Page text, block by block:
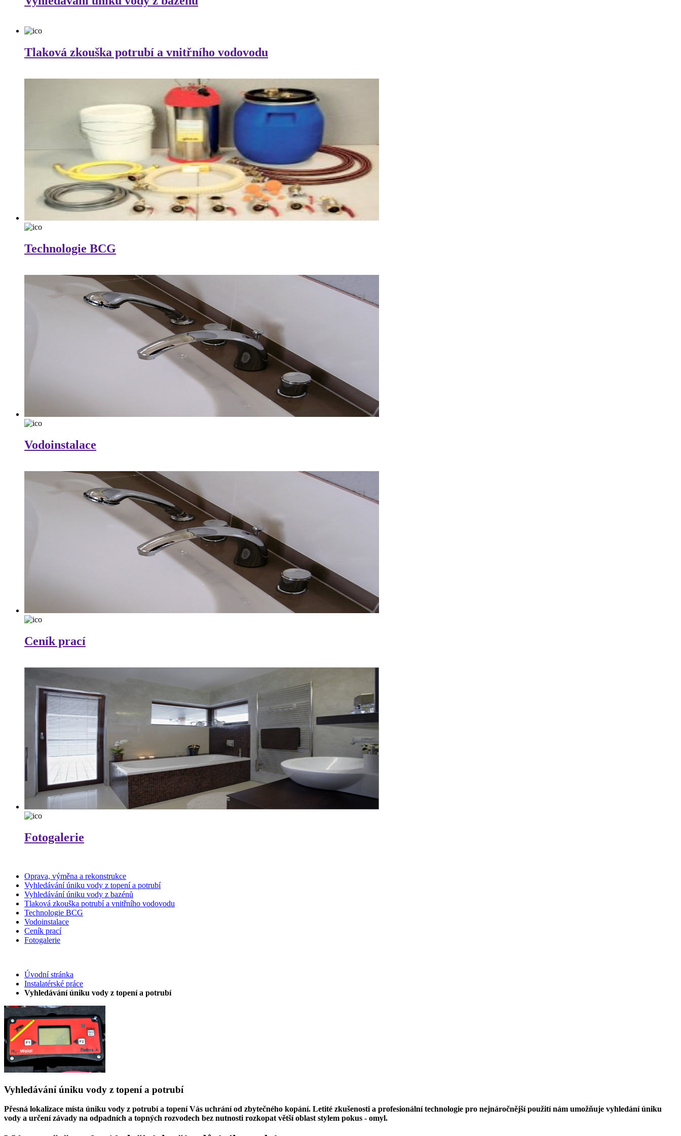
Tlaková zkouška potrubí a vnitřního vodovodu
Technologie BCG
Vodoinstalace
Ceník prací
Fotogalerie
Oprava, výměna a rekonstrukce
Vyhledávání úniku vody z topení a potrubí
Vyhledávání úniku vody z bazénů
Tlaková zkouška potrubí a vnitřního vodovodu
Technologie BCG
Vodoinstalace
Ceník prací
Fotogalerie
Úvodní stránka
Instalatérské práce
Vyhledávání úniku vody z topení a potrubí
Vyhledávání úniku vody z topení a potrubí
Přesná lokalizace místa úniku vody z potrubí a topení Vás uchrání od zbytečného kopání. Letité zkušenosti a profesionální technologie pro nejnáročnější použití nám umožňuje vyhledání úniku
vody a určení závady na odpadních a topných rozvodech bez nutnosti rozkopat větší oblast stylem pokus - omyl.